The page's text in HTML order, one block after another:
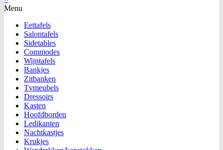
Menu
Eettafels
Salontafels
Sidetables
Commodes
Wijntafels
Bankjes
Zitbanken
Tvmeubels
Dressoirs
Kasten
Hoofdborden
Ledikanten
Nachtkastjes
Krukjes